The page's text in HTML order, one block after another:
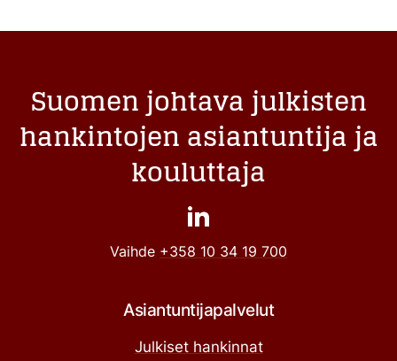
Suomen johtava julkisten
hankintojen asiantuntija ja
kouluttaja
Vaihde +358 10 34 19 700
Asiantuntijapalvelut
Julkiset hankinnat